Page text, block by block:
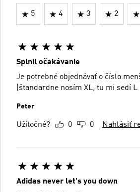
5 4 3 2
Splnil očakávanie
Je potrebné objednávať o číslo
(štandardne nosím XL, tu mi sedí L
Peter
Užitočné? 0 0 Nahlásiť
Adidas never let's you down